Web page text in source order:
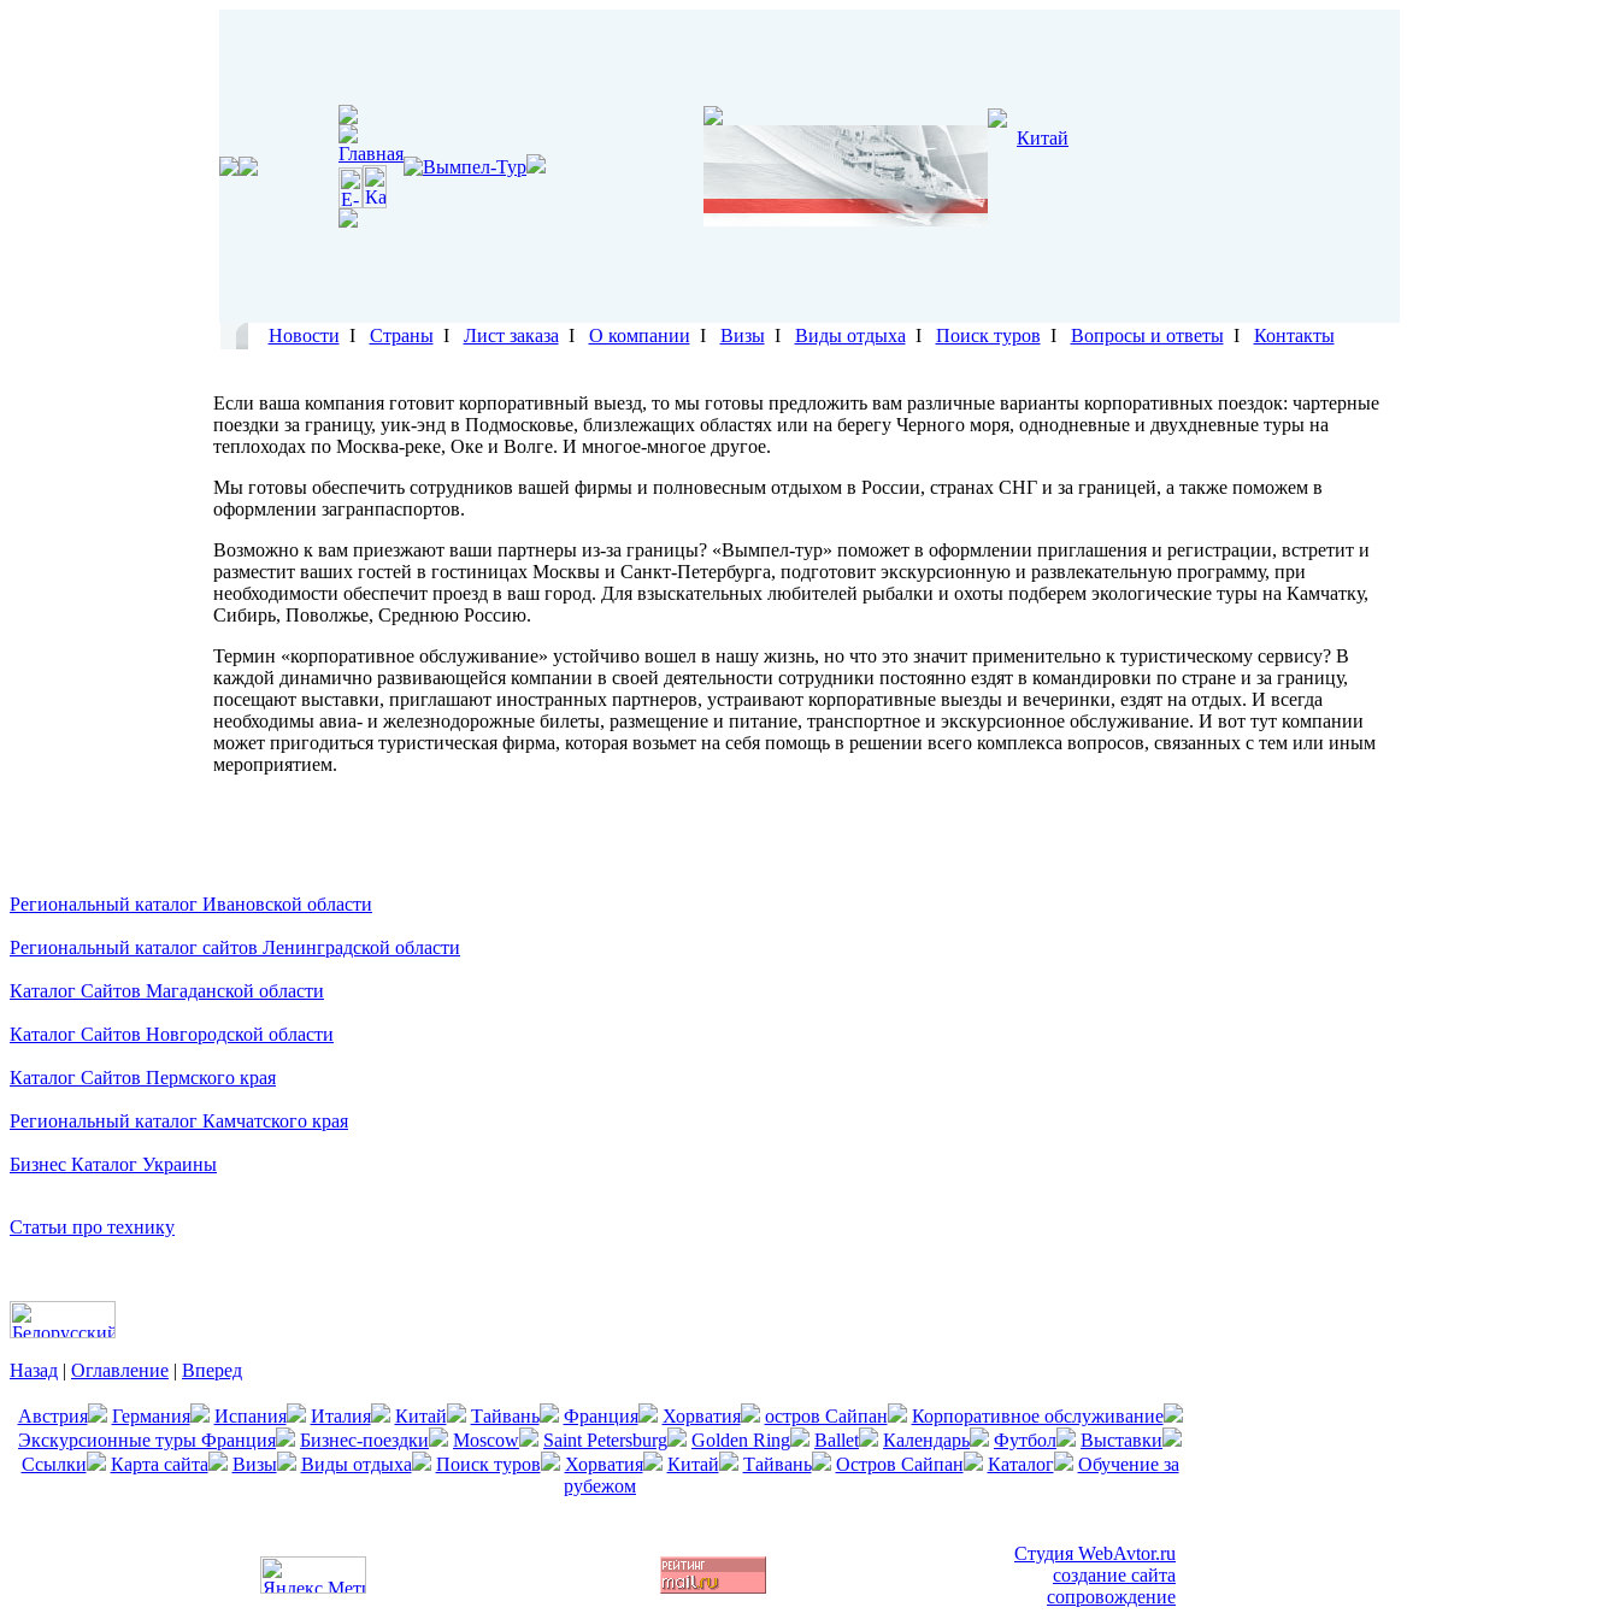
Китай
Новости I СтраныI Лист заказа I О компании I ВизыI Виды отдыха I Поиск туров I Вопросы и ответыI Контакты
Если ваша компания готовит корпоративный выезд, то мы готовы предложить вам различные варианты корпоративных поездок: чартерные
поездки за границу, уик-энд в Подмосковье, близлежащих областях или на берегу Черного моря, однодневные и двухдневные туры на
теплоходах по Москва-реке, Оке и Волге. И многое-многое другое.
Мы готовы обеспечить сотрудников вашей фирмы и полновесным отдыхом в России, странах СНГ и за границей, а также поможем в
оформлении загранпаспортов.
Возможно к вам приезжают ваши партнеры из-за границы? «Вымпел-тур» поможет в оформлении приглашения и регистрации, встретит и
разместит ваших гостей в гостиницах Москвы и Санкт-Петербурга, подготовит экскурсионную и развлекательную программу, при
необходимости обеспечит проезд в ваш город. Для взыскательных любителей рыбалки и охоты подберем экологические туры на Камчатку,
Сибирь, Поволжье, Среднюю Россию.
Термин «корпоративное обслуживание» устойчиво вошел в нашу жизнь, но что это значит применительно к туристическому сервису? В
каждой динамично развивающейся компании в своей деятельности сотрудники постоянно ездят в командировки по стране и за границу,
посещают выставки, приглашают иностранных партнеров, устраивают корпоративные выезды и вечеринки, ездят на отдых. И всегда
необходимы авиа- и железнодорожные билеты, размещение и питание, транспортное и экскурсионное обслуживание. И вот тут компании
может пригодиться туристическая фирма, которая возьмет на себя помощь в решении всего комплекса вопросов, связанных с тем или иным
мероприятием.
Региональный каталог Ивановской области
Региональный каталог сайтов Ленинградской области
Каталог Сайтов Магаданской области
Каталог Сайтов Новгородской области
Каталог Сайтов Пермского края
Региональный каталог Камчатского края
Бизнес Каталог Украины
Статьи про технику
Назад | Оглавление | Вперед
Австрия Германия Испания Италия Китай Тайвань Франция Хорватия остров Сайпан
Корпоративное обслуживание
Экскурсионные туры Франция
Бизнес-поездки Moscow Saint Petersburg Golden Ring Ballet Календарь Футбол
Выставки
Ссылки
Карта сайта Визы Виды отдыха Поиск туров Хорватия Китай Тайвань Остров Сайпан Каталог
Обучение за
рубежом
Студия WebAvtor.ru
создание сайта
сопровождение